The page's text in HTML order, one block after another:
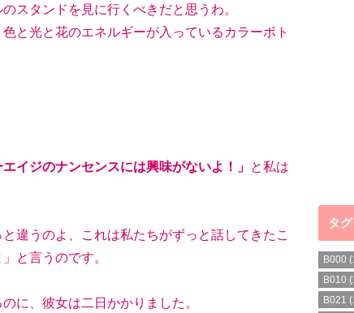
スタンドを見に行くべきだと思うわ。
と光と花のエネルギーが入っているカラーボト
イジのナンセンスには興味がないよ！」 と私は
違うのよ、これは私たちがずっと話してきたこ
と言うのです。
に、彼女は二日かかりました。
タ
B000
B010
B021